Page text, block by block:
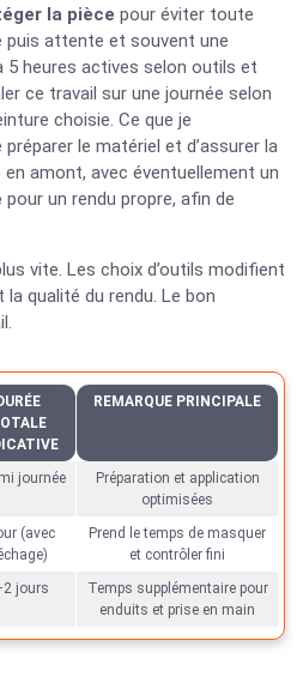
la pièce pour éviter toute
puis attente et souvent une
5 heures actives selon outils et
ce travail sur une journée selon
choisie. Ce que je
le matériel et d’assurer la
en amont, avec éventuellement un
pour un rendu propre, afin de
vite. Les choix d’outils modifient
qualité du rendu. Le bon
REMARQUE PRINCIPALE
journée
Préparation et application
optimisées
(avec
Prend le temps de masquer
et contrôler fini
jours
Temps supplémentaire pour
enduits et prise en main